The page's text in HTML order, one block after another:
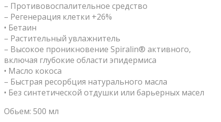
– Противовоспалительное средство
– Регенерация клетки +26%
• Бетаин
– Растительный увлажнитель
– Высокое проникновение Spiralin® активного,
включая глубокие области эпидермиса
• Масло кокоса
– Быстрая ресорбция натурального масла
• Без синтетической отдушки или барьерных масел
Обьем: 500 мл